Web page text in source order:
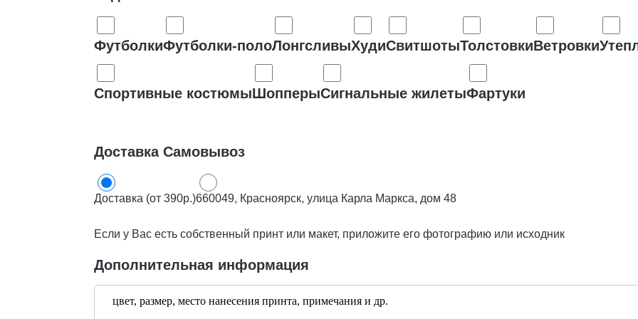
ФутболкиФутболки-полоЛонгсливыХудиСвитшотыТолстовкиВетровки
Спортивные костюмыШопперыСигнальные жилетыФартуки
Доставка Самовывоз
Доставка (от 390р.)660049, Красноярск, улица Карла Маркса, дом 48
Если у Вас есть собственный принт или макет, приложите его фотографию или исходник
Дополнительная информация